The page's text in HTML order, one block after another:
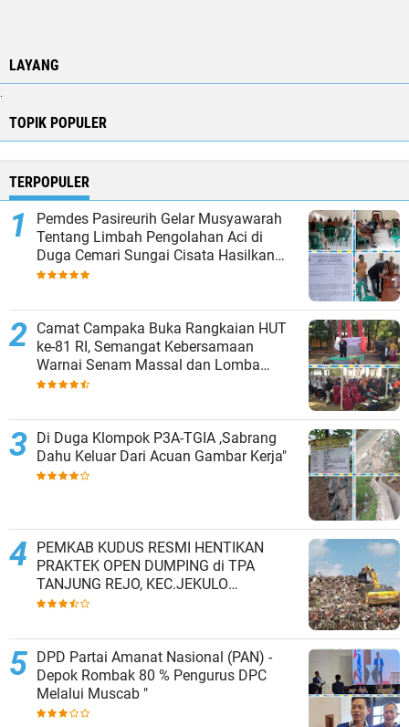
LAYANG
.
TOPIK POPULER
TERPOPULER
Pemdes Pasireurih Gelar Musyawarah
Tentang Limbah Pengolahan Aci di
Duga Cemari Sungai Cisata Hasilkan
Kesepakatan Tutup Sementara
Camat Campaka Buka Rangkaian HUT
ke-81 RI, Semangat Kebersamaan
Warnai Senam Massal dan Lomba
Karaoke Perangkat Desa
Di Duga Klompok P3A-TGIA ,Sabrang
Dahu Keluar Dari Acuan Gambar Kerja"
PEMKAB KUDUS RESMI HENTIKAN
PRAKTEK OPEN DUMPING di TPA
TANJUNG REJO, KEC.JEKULO
KAB.KUDUS,BERLAKUKAN SISTEM
DPD Partai Amanat Nasional (PAN) -
Depok Rombak 80 % Pengurus DPC
Melalui Muscab "